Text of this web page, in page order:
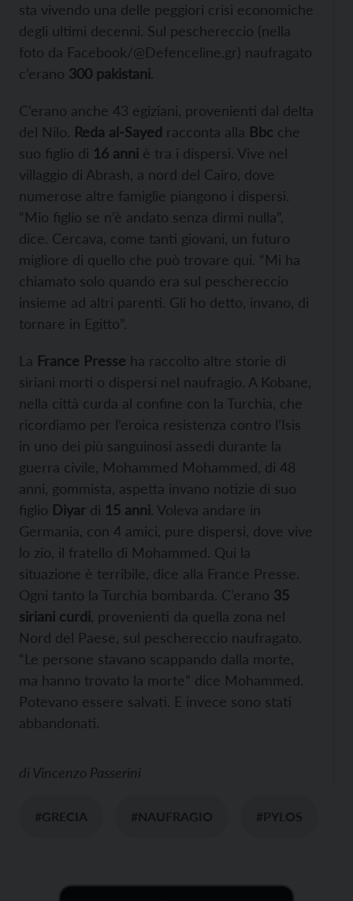
sta vivendo una delle peggiori crisi economiche
degli ultimi decenni. Sul peschereccio (nella
foto da Facebook/@Defenceline.gr) naufragato
c’erano 300 pakistani.
C’erano anche 43 egiziani, provenienti dal delta
del Nilo. Reda al-Sayed racconta alla Bbc che
suo figlio di 16 anni è tra i dispersi. Vive nel
villaggio di Abrash, a nord del Cairo, dove
numerose altre famiglie piangono i dispersi.
“Mio figlio se n’è andato senza dirmi nulla”,
dice. Cercava, come tanti giovani, un futuro
migliore di quello che può trovare qui. “Mi ha
chiamato solo quando era sul peschereccio
insieme ad altri parenti. Gli ho detto, invano, di
tornare in Egitto”.
La France Presse ha raccolto altre storie di
siriani morti o dispersi nel naufragio. A Kobane,
nella città curda al confine con la Turchia, che
ricordiamo per l’eroica resistenza contro l’Isis
in uno dei più sanguinosi assedi durante la
guerra civile, Mohammed Mohammed, di 48
anni, gommista, aspetta invano notizie di suo
figlio Diyar di 15 anni. Voleva andare in
Germania, con 4 amici, pure dispersi, dove vive
lo zio, il fratello di Mohammed. Qui la
situazione è terribile, dice alla France Presse.
Ogni tanto la Turchia bombarda. C’erano 35
siriani curdi , provenienti da quella zona nel
Nord del Paese, sul peschereccio naufragato.
“Le persone stavano scappando dalla morte,
ma hanno trovato la morte” dice Mohammed.
Potevano essere salvati. E invece sono stati
abbandonati.
di Vincenzo Passerini
#GRECIA #NAUFRAGIO #PYLOS